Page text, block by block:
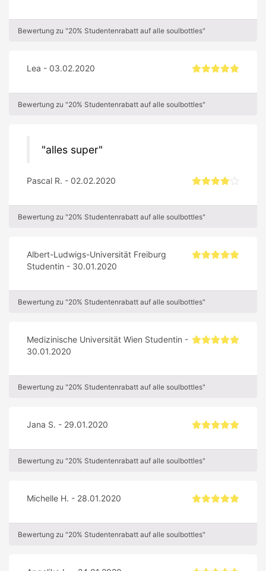
Bewertung zu "20% Studentenrabatt auf alle soulbottles"
Lea - 03.02.2020
Bewertung zu "20% Studentenrabatt auf alle soulbottles"
alles super
Pascal R. - 02.02.2020
Bewertung zu "20% Studentenrabatt auf alle soulbottles"
Albert-Ludwigs-Universität Freiburg
Studentin - 30.01.2020
Bewertung zu "20% Studentenrabatt auf alle soulbottles"
Medizinische Universität Wien Studentin -
30.01.2020
Bewertung zu "20% Studentenrabatt auf alle soulbottles"
Jana S. - 29.01.2020
Bewertung zu "20% Studentenrabatt auf alle soulbottles"
Michelle H. - 28.01.2020
Bewertung zu "20% Studentenrabatt auf alle soulbottles"